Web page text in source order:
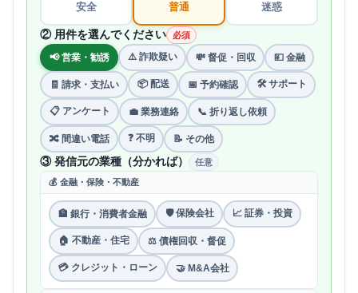
安全 普通 迷惑
② 用件を選んでください 必須
📢 営業・勧誘 ⚠️ 詐欺疑い 💸 督促・回収 💴 金融
🧾 請求・支払い 📦 配送 📅 予約確認 🛠 サポート
📋 アンケート 💼 業務連絡 📞 折り返し依頼
🔀 間違い電話 ❓ 不明 📝 その他
③ 発信元の業種（分かれば） 任意
💰 金融・保険・不動産
🏦 銀行・消費者金融 🛡 保険会社 📈 証券・投資
🏠 不動産・住宅 ⚖️ 債権回収・督促
💳 クレジット・ローン 🤝 M&A会社